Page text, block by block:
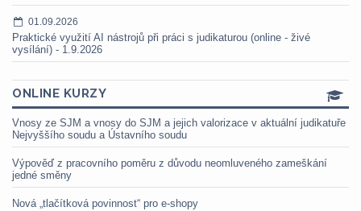
01.09.2026
Praktické využití AI nástrojů při práci s judikaturou (online - živé
vysílání) - 1.9.2026
ONLINE KURZY
Vnosy ze SJM a vnosy do SJM a jejich valorizace v aktuální judikatuře
Nejvyššího soudu a Ústavního soudu
Výpověď z pracovního poměru z důvodu neomluveného zameškání
jedné směny
Nová „tlačítková povinnost“ pro e-shopy